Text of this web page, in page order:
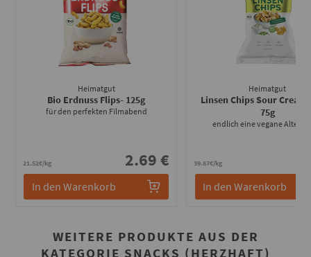
Heimatgut
Bio Erdnuss Flips- 125g
für den perfekten Filmabend
21.52€/kg 2.69 €
In den Warenkorb
Heimatgut
Linsen Chips Sour Cream
75g
endlich eine vegane
39.87€/kg
In den Warenkorb
WEITERE PRODUKTE AUS DER
KATEGORIE SNACKS (HERZHAFT)